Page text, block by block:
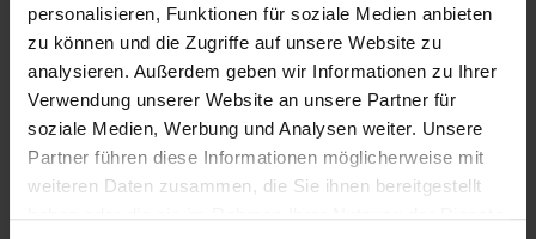
personalisieren, Funktionen für soziale Medien anbieten
zu können und die Zugriffe auf unsere Website zu
analysieren. Außerdem geben wir Informationen zu Ihrer
Verwendung unserer Website an unsere Partner für
soziale Medien, Werbung und Analysen weiter. Unsere
Partner führen diese Informationen möglicherweise mit
weiteren Daten zusammen, die Sie ihnen bereitgestellt
haben oder die sie im Rahmen Ihrer Nutzung der Dienste